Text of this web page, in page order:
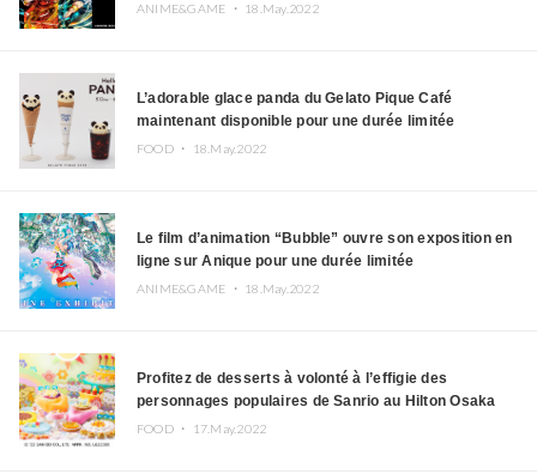
ANIME&GAME ・ 18.May.2022
L’adorable glace panda du Gelato Pique Café
maintenant disponible pour une durée limitée
FOOD ・ 18.May.2022
Le film d’animation “Bubble” ouvre son exposition en
ligne sur Anique pour une durée limitée
ANIME&GAME ・ 18.May.2022
Profitez de desserts à volonté à l’effigie des
personnages populaires de Sanrio au Hilton Osaka
FOOD ・ 17.May.2022